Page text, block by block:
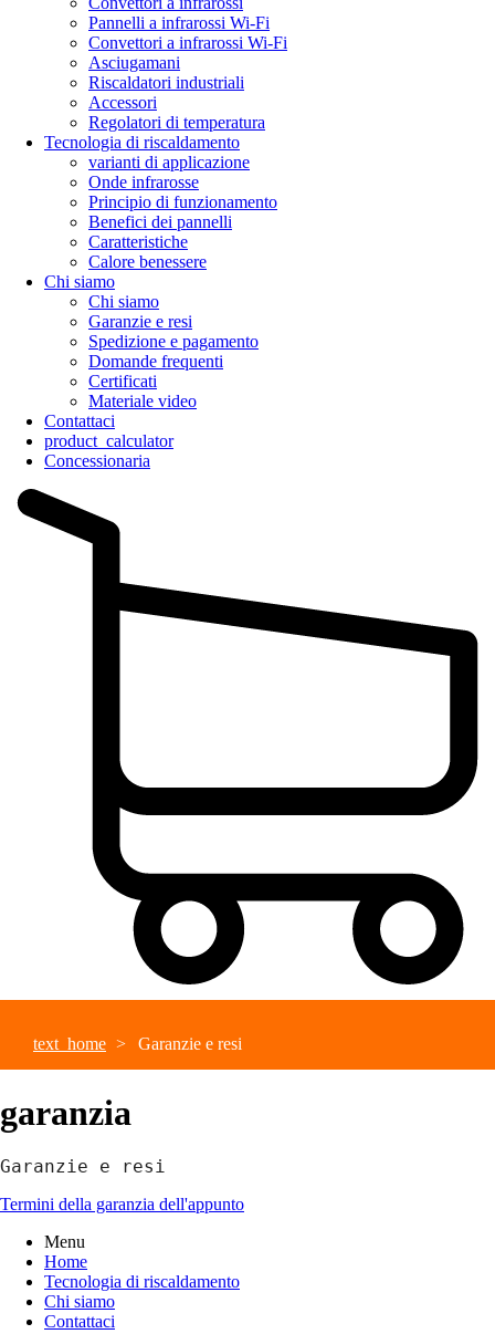
Pannelli a infrarossi Wi-Fi
Convettori a infrarossi Wi-Fi
Asciugamani
Riscaldatori industriali
Accessori
Regolatori di temperatura
Tecnologia di riscaldamento
varianti di applicazione
Onde infrarosse
Principio di funzionamento
Benefici dei pannelli
Caratteristiche
Calore benessere
Chi siamo
Chi siamo
Garanzie e resi
Spedizione e pagamento
Domande frequenti
Certificati
Materiale video
Contattaci
product_calculator
Concessionaria
text_home Garanzie e resi
garanzia
Garanzie e resi
Termini della garanzia dell'appunto
Menu
Home
Tecnologia di riscaldamento
Chi siamo
Contattaci